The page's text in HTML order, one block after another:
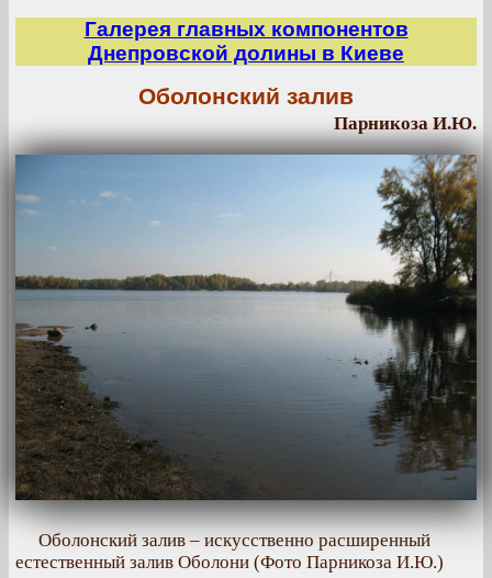
Галерея главных компонентов
Днепровской долины в Киеве
Оболонский залив
Парникоза И.Ю.
Оболонский залив – искусственно расширенный
естественный залив Оболони (Фото Парникоза И.Ю.)